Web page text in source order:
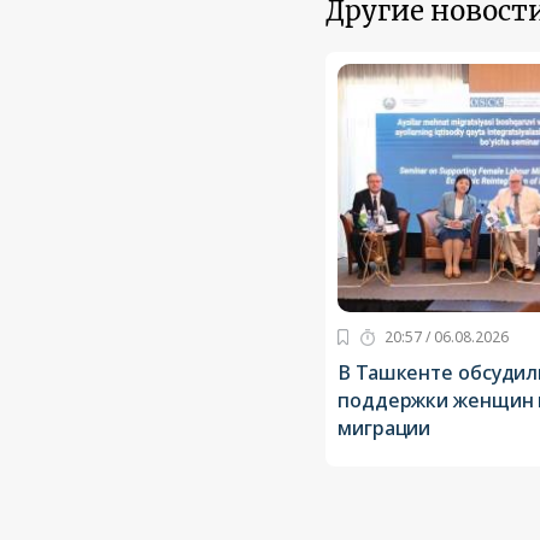
Другие
20:57 / 06.08.2026
В Ташкенте
поддержки женщин
миграции